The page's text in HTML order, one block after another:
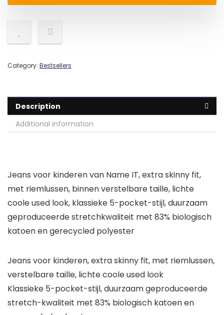
Category: Bestsellers
Description
Additional information
Jeans voor kinderen van Name IT, extra skinny fit,
met riemlussen, binnen verstelbare taille, lichte
coole used look, klassieke 5-pocket-stijl, duurzaam
geproduceerde stretchkwaliteit met 83% biologisch
katoen en gerecycled polyester
Jeans voor kinderen, extra skinny fit, met riemlussen,
verstelbare taille, lichte coole used look
Klassieke 5-pocket-stijl, duurzaam geproduceerde
stretch-kwaliteit met 83% biologisch katoen en